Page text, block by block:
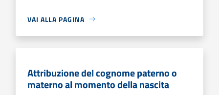
VAI ALLA PAGINA
Attribuzione del cognome paterno o
materno al momento della nascita